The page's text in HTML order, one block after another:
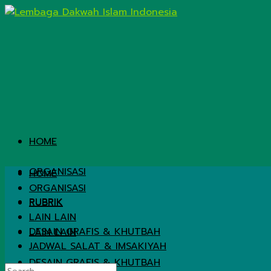
HOME
ORGANISASI
RUBRIK
LAIN LAIN
DESAIN GRAFIS & KHUTBAH
HOME
ORGANISASI
RUBRIK
LAIN LAIN
DESAIN GRAFIS & KHUTBAH
JADWAL SALAT & IMSAKIYAH